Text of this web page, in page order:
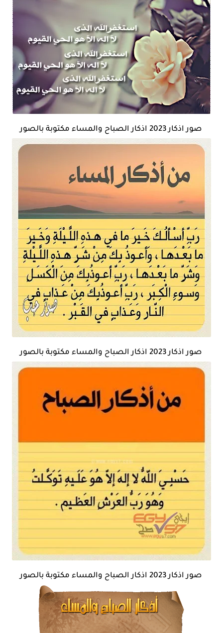
صور اذكار 2023 اذكار الصباح والمساء مكتوبة بالصور
صور اذكار 2023 اذكار الصباح والمساء مكتوبة بالصور
صور اذكار 2023 اذكار الصباح والمساء مكتوبة بالصور